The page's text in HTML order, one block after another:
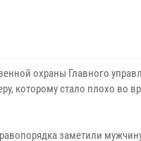
охраны Главного
которому стало плохо во
заметили